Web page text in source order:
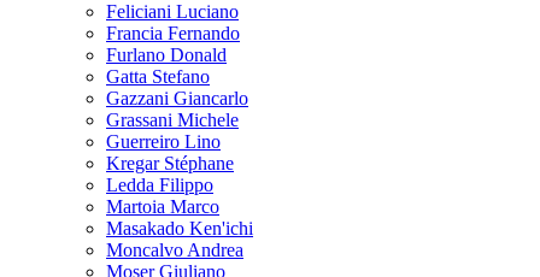
Feliciani Luciano
Francia Fernando
Furlano Donald
Gatta Stefano
Gazzani Giancarlo
Grassani Michele
Guerreiro Lino
Kregar Stéphane
Ledda Filippo
Martoia Marco
Masakado Ken'ichi
Moncalvo Andrea
Moser Giuliano